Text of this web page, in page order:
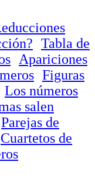
Tabla de
Apariciones
Figuras
Los números
salen
Parejas de
Cuartetos de